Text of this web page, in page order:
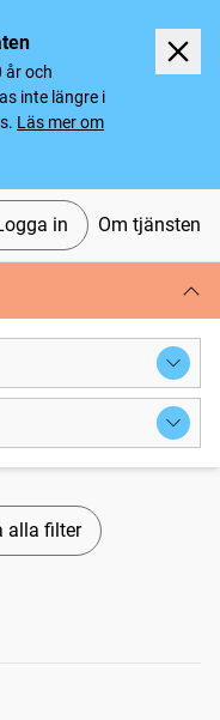
år och
inte längre i
Läs mer om
in Om tjänsten
alla filter